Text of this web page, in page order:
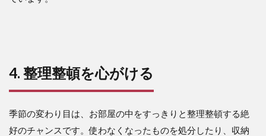
4. 整理整頓を心がける
季節の変わり目は、お部屋の中をすっきりと整理整頓する絶
好のチャンスです。使わなくなったものを処分したり、収納